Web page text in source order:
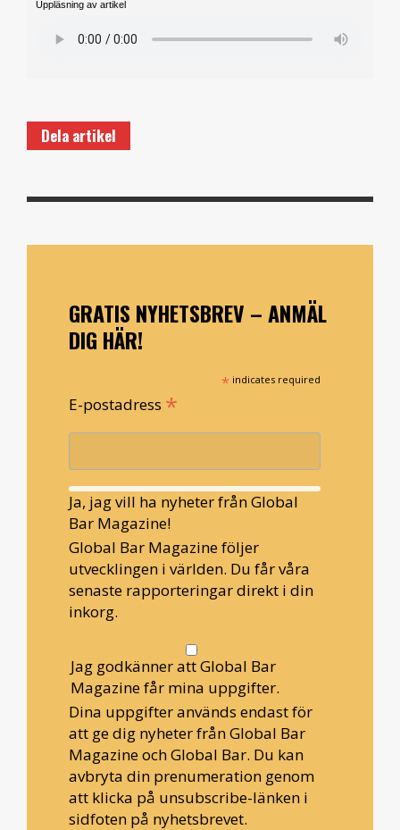
Uppläsning av artikel
Dela artikel
GRATIS NYHETSBREV – ANMÄL
DIG HÄR!
* indicates required
E-postadress *
Ja, jag vill ha nyheter från Global
Bar Magazine!
Global Bar Magazine följer
utvecklingen i världen. Du får våra
senaste rapporteringar direkt i din
inkorg.
Jag godkänner att Global Bar
Magazine får mina uppgifter.
Dina uppgifter används endast för
att ge dig nyheter från Global Bar
Magazine och Global Bar. Du kan
avbryta din prenumeration genom
att klicka på unsubscribe-länken i
sidfoten på nyhetsbrevet.